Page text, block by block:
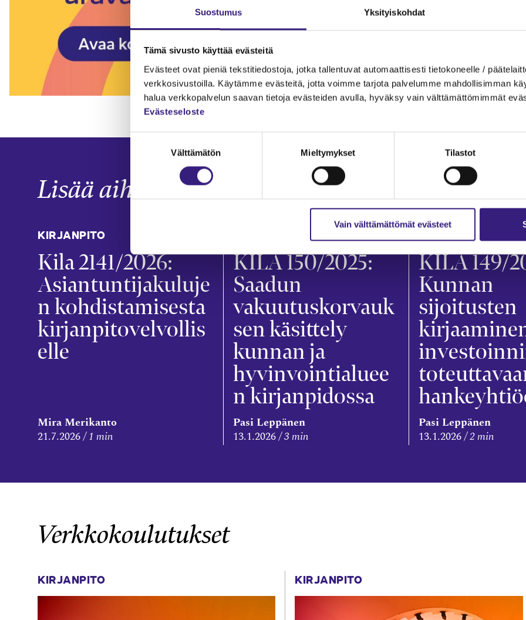
Suostumus Yksityiskohdat
Tämä sivusto käyttää evästeitä
Evästeet ovat pieniä tekstitiedostoja, jotka tallentuvat automaattisesti tietokoneelle /
verkkosivustoilla. Käytämme evästeitä, jotta voimme tarjota palvelumme mahdollisimman
halua verkkopalvelun saavan tietoja evästeiden avulla, hyväksy vain välttämättömimmät
Evästeseloste
Suostumuksen
Välttämätön Mieltymykset Tilastot
Vain välttämättömät evästeet
Lisää aiheesta
KIRJANPITO
Kila 2141/2026:
Asiantuntijakuluje
n kohdistamisesta
kirjanpitovelvollis
elle
Mira Merikanto
21.7.2026 1 min
KILA 150/2025:
Saadun
vakuutuskorvauk
sen käsittely
kunnan ja
hyvinvointialuee
n kirjanpidossa
Pasi Leppänen
13.1.2026 3 min
KILA 149/
Kunnan
sijoitusten
Pasi Leppänen
13.1.2026 2 min
Verkkokoulutukset
KIRJANPITO KIRJANPITO